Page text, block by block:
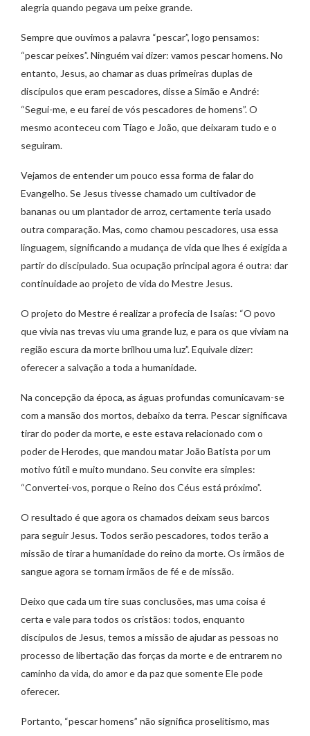
alegria quando pegava um peixe grande.
Sempre que ouvimos a palavra “pescar”, logo pensamos:
“pescar peixes”. Ninguém vai dizer: vamos pescar homens. No
entanto, Jesus, ao chamar as duas primeiras duplas de
discípulos que eram pescadores, disse a Simão e André:
“Segui-me, e eu farei de vós pescadores de homens”. O
mesmo aconteceu com Tiago e João, que deixaram tudo e o
seguiram.
Vejamos de entender um pouco essa forma de falar do
Evangelho. Se Jesus tivesse chamado um cultivador de
bananas ou um plantador de arroz, certamente teria usado
outra comparação. Mas, como chamou pescadores, usa essa
linguagem, significando a mudança de vida que lhes é exigida a
partir do discipulado. Sua ocupação principal agora é outra: dar
continuidade ao projeto de vida do Mestre Jesus.
O projeto do Mestre é realizar a profecia de Isaías: “O povo
que vivia nas trevas viu uma grande luz, e para os que viviam na
região escura da morte brilhou uma luz”. Equivale dizer:
oferecer a salvação a toda a humanidade.
Na concepção da época, as águas profundas comunicavam-se
com a mansão dos mortos, debaixo da terra. Pescar significava
tirar do poder da morte, e este estava relacionado com o
poder de Herodes, que mandou matar João Batista por um
motivo fútil e muito mundano. Seu convite era simples:
“Convertei-vos, porque o Reino dos Céus está próximo”.
O resultado é que agora os chamados deixam seus barcos
para seguir Jesus. Todos serão pescadores, todos terão a
missão de tirar a humanidade do reino da morte. Os irmãos de
sangue agora se tornam irmãos de fé e de missão.
Deixo que cada um tire suas conclusões, mas uma coisa é
certa e vale para todos os cristãos: todos, enquanto
discípulos de Jesus, temos a missão de ajudar as pessoas no
processo de libertação das forças da morte e de entrarem no
caminho da vida, do amor e da paz que somente Ele pode
oferecer.
Portanto, “pescar homens” não significa proselitismo, mas